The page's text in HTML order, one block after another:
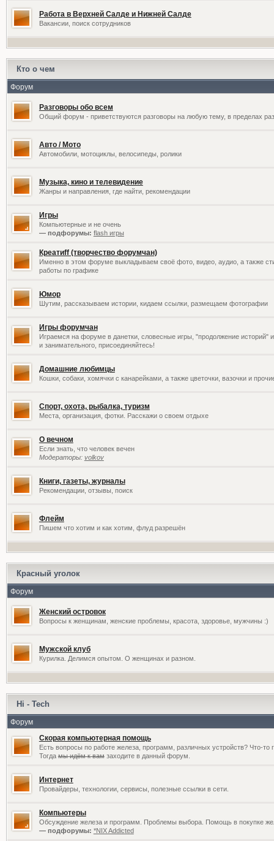
Работа в Верхней Салде и Нижней Салде
Вакансии, поиск сотрудников
Кто о чем
Форум
Разговоры обо всем
Общий форум - приветствуются разговоры на любую тему, в пределах
Авто / Мото
Автомобили, мотоциклы, велосипеды, ролики
Музыка, кино и телевидение
Жанры и направления, где найти, рекомендации
Игры
Компьютерные и не очень
— подфорумы: flash игры
Креатиff (творчество форумчан)
Именно в этом форуме выкладываем своё фото, видео, аудио, а также
работы по графике
Юмор
Шутим, рассказываем истории, кидаем ссылки, размещаем фотографии
Игры форумчан
Играемся на форуме в данетки, словесные игры, "продолжение историй"
и занимательного, присоединяйтесь!
Домашние любимцы
Кошки, собаки, хомячки с канарейками, а также цветочки, вазочки и
Спорт, охота, рыбалка, туризм
Места, организация, фотки. Расскажи о своем отдыхе
О вечном
Если знать, что человек вечен
Модераторы: volkov
Книги, газеты, журналы
Рекомендации, отзывы, поиск
Флейм
Пишем что хотим и как хотим, флуд разрешён
Красный уголок
Форум
Женский островок
Вопросы к женщинам, женские проблемы, красота, здоровье, мужчины :)
Мужской клуб
Курилка. Делимся опытом. О женщинах и разном.
Hi - Tech
Форум
Скорая компьютерная помощь
Есть вопросы по работе железа, программ, различных устройств? Что-то
Тогдамы идём к вамзаходите в данный форум.
Интернет
Провайдеры, технологии, сервисы, полезные ссылки в сети.
Компьютеры
Обсуждение железа и программ. Проблемы выбора. Помощь в покупке
— подфорумы: *NIX Addicted